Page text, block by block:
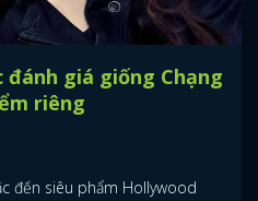
giá giống Chạng
riêng
đến siêu phẩm Hollywood